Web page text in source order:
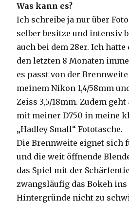
Was kann es?
Ich schreibe ja nur über
selber besitze und intensiv
auch bei dem 28er. Ich
den letzten 8 Monaten
es passt von der
meinem Nikon 1,4/58mm
Zeiss 3,5/18mm. Zudem
mit meiner D750 in meine
„Hadley Small“ Fototasche.
Die Brennweite eignet sich
und die weit öffnende
das Spiel mit der
zwangsläufig das Bokeh ins
Hintergründe nicht zu